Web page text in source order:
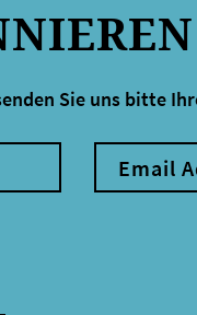
Sie uns bitte